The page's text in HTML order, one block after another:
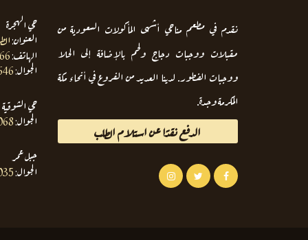
نقدم في مطعم مناحي أشهى المأكولات السعودية من
مقبلات ووجبات دجاج ولحم بالإضافة إلى الحلا
ووجبات الفطور. لدينا العديد من الفروع في أنحاء مكة
المكرمة وجدة.
الدفع نقدًا عن استلام الطلب
حي الهجرة
العنوان:
الهاتف:
الجوال:
حي الشوقية
الجوال:
جبل عمر
الجوال: